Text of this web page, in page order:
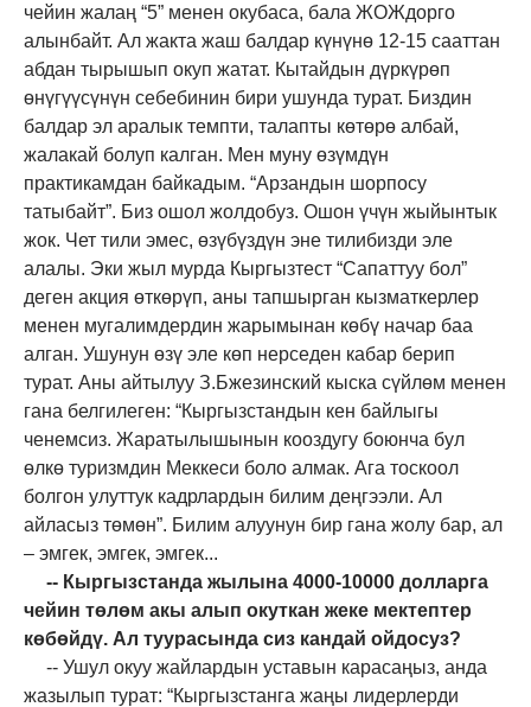
чейин жалаң “5” менен окубаса, бала ЖОЖдорго
алынбайт. Ал жакта жаш балдар күнүнө 12-15 сааттан
абдан тырышып окуп жатат. Кытайдын дүркүрөп
өнүгүүсүнүн себебинин бири ушунда турат. Биздин
балдар эл аралык темпти, талапты көтөрө албай,
жалакай болуп калган. Мен муну өзүмдүн
практикамдан байкадым. “Арзандын шорпосу
татыбайт”. Биз ошол жолдобуз. Ошон үчүн жыйынтык
жок. Чет тили эмес, өзүбүздүн эне тилибизди эле
алалы. Эки жыл мурда Кыргызтест “Сапаттуу бол”
деген акция өткөрүп, аны тапшырган кызматкерлер
менен мугалимдердин жарымынан көбү начар баа
алган. Ушунун өзү эле көп нерседен кабар берип
турат. Аны айтылуу З.Бжезинский кыска сүйлөм менен
гана белгилеген: “Кыргызстандын кен байлыгы
ченемсиз. Жаратылышынын кооздугу боюнча бул
өлкө туризмдин Меккеси боло алмак. Ага тоскоол
болгон улуттук кадрлардын билим деңгээли. Ал
айласыз төмөн”. Билим алуунун бир гана жолу бар, ал
– эмгек, эмгек, эмгек...
-- Кыргызстанда жылына 4000-10000 долларга
чейин төлөм акы алып окуткан жеке мектептер
көбөйдү. Ал туурасында сиз кандай ойдосуз?
-- Ушул окуу жайлардын уставын карасаңыз, анда
жазылып турат: “Кыргызстанга жаңы лидерлерди